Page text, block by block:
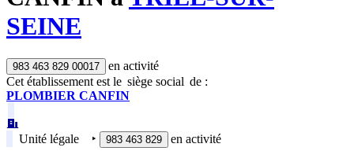
SEINE
983 463 829 00017
en activité
Cet établissement est le siège social de :
PLOMBIER CANFIN
Unité légale ‣ 983 463 829 en activité